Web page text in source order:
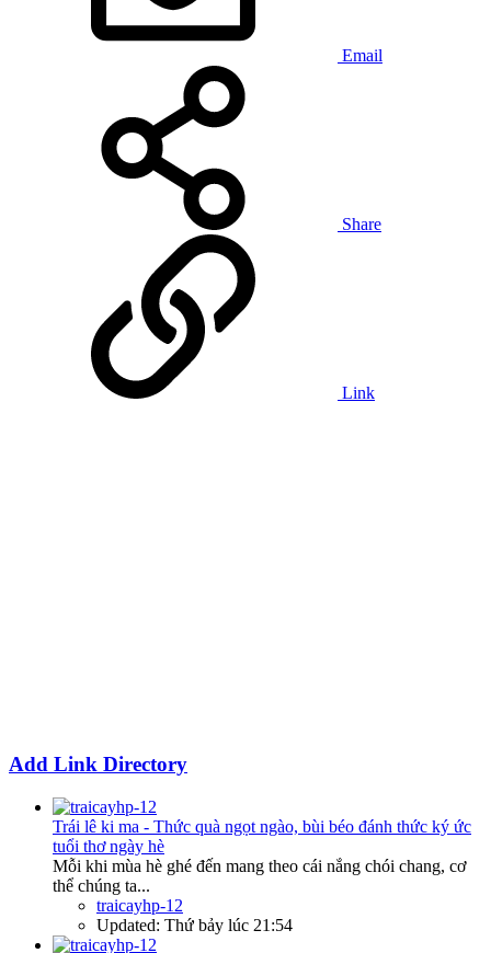
Email
Share
Link
Add Link Directory
Trái lê ki ma - Thức quà ngọt ngào, bùi béo đánh thức ký ức
tuổi thơ ngày hè
Mỗi khi mùa hè ghé đến mang theo cái nắng chói chang, cơ
thể chúng ta...
traicayhp-12
Updated: Thứ bảy lúc 21:54